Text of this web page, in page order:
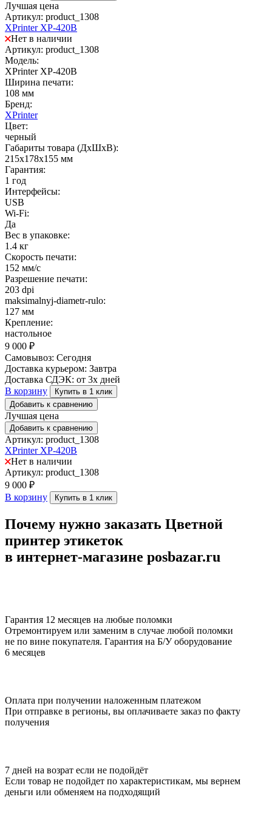
Лучшая цена
Артикул: product_1308
XPrinter XP-420B
Нет в наличии
Артикул: product_1308
Модель:
XPrinter XP-420B
Ширина печати:
108 мм
Бренд:
XPrinter
Цвет:
черный
Габариты товара (ДxШxВ):
215х178х155 мм
Гарантия:
1 год
Интерфейсы:
USB
Wi-Fi:
Да
Вес в упаковке:
1.4 кг
Скорость печати:
152 мм/с
Разрешение печати:
203 dpi
maksimalnyj-diametr-rulo:
127 мм
Крепление:
настольное
9 000 ₽
Самовывоз: Сегодня
Доставка курьером: Завтра
Доставка СДЭК: от 3х дней
В корзину
Купить в 1 клик
Добавить к сравнению
Лучшая цена
Добавить к сравнению
Артикул: product_1308
XPrinter XP-420B
Нет в наличии
Артикул: product_1308
9 000 ₽
В корзину
Купить в 1 клик
Почему нужно заказать Цветной
принтер этикеток
в интернет-магазине posbazar.ru
Гарантия 12 месяцев на любые поломки
Отремонтируем или заменим в случае любой поломки
не по вине покупателя. Гарантия на Б/У оборудование
6 месяцев
Оплата при получении наложенным платежом
При отправке в регионы, вы оплачиваете заказ по факту
получения
7 дней на возрат если не подойдёт
Если товар не подойдет по характеристикам, мы вернем
деньги или обменяем на подходящий